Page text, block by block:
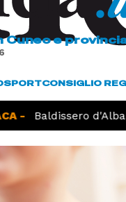
Cuneo e
SPORTCONSIGLIO
- Baldissero d'Alba,